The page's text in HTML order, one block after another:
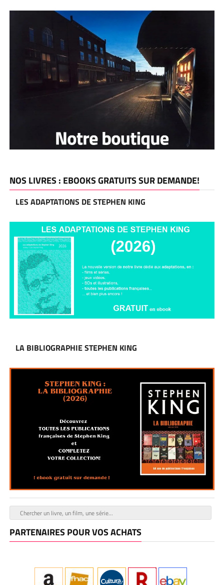
NOS LIVRES : EBOOKS GRATUITS SUR DEMANDE!
LES ADAPTATIONS DE STEPHEN KING
LA BIBLIOGRAPHIE STEPHEN KING
PARTENAIRES POUR VOS ACHATS